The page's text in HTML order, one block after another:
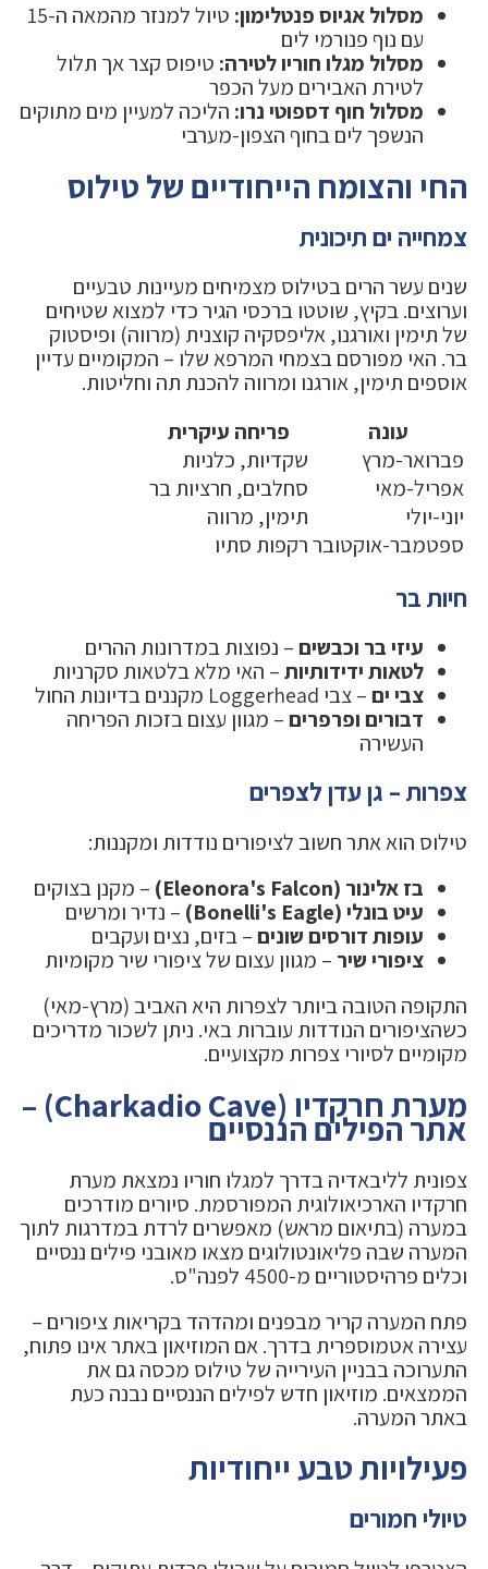
מסלול אגיוס פנטלימון:
טיול למנזר מהמאה ה-15
עם נוף פנורמי לים
מסלול מגלו חוריו לטירה: טיפוס קצר אך תלול
לטירת האבירים מעל הכפר
מסלול חוף דספוטי נרו: הליכה למעיין מים מתוקים
הנשפך לים בחוף הצפון-מערבי
החי והצומח הייחודיים של טילוס
צמחייה ים תיכונית
שנים עשר הרים בטילוס מצמיחים מעיינות טבעיים
וערוצים. בקיץ, שוטטו ברכסי הגיר כדי למצוא שטיחים
של תימין ואורגנו, אליפסקיה קוצנית (מרווה) ופיסטוק
בר. האי מפורסם בצמחי המרפא שלו – המקומיים עדיין
אוספים תימין, אורגנו ומרווה להכנת תה וחליטות.
עונה
פריחה עיקרית
פברואר-מרץ
שקדיות, כלניות
אפריל-מאי
סחלבים, חרציות בר
יוני-יולי
תימין, מרווה
ספטמבר-אוקטובררקפות סתיו
חיות בר
עיזי בר וכבשים– נפוצות במדרונות ההרים
לטאות ידידותיות– האי מלא בלטאות סקרניות
צבי ים– צבי Loggerhead מקננים בדיונות החול
דבורים ופרפרים– מגוון עצום בזכות הפריחה
העשירה
צפרות – גן עדן לצפרים
טילוס הוא אתר חשוב לציפורים נודדות ומקננות:
בז אלינור (Eleonora's Falcon)
– מקנן בצוקים
עיט בונלי (Bonelli's Eagle)
– נדיר ומרשים
עופות דורסים שונים– בזים, נצים ועקבים
ציפורי שיר – מגוון עצום של ציפורי שיר מקומיות
התקופה הטובה ביותר לצפרות היא האביב (מרץ-מאי)
כשהציפורים הנודדות עוברות באי. ניתן לשכור מדריכים
מקומיים לסיורי צפרות מקצועיים.
מערת חרקדיו (Charkadio Cave) –
אתר הפילים הננסיים
צפונית לליבאדיה בדרך למגלו חוריו נמצאת מערת
חרקדיו הארכיאולוגית המפורסמת. סיורים מודרכים
במערה (בתיאום מראש) מאפשרים לרדת במדרגות לתוך
המערה שבה פליאונטולוגים מצאו מאובני פילים ננסיים
וכלים פרהיסטוריים מ-4500 לפנה"ס.
פתח המערה קריר מבפנים ומהדהד בקריאות ציפורים –
עצירה אטמוספרית בדרך. אם המוזיאון באתר אינו פתוח,
התערוכה בבניין העירייה של טילוס מכסה גם את
הממצאים. מוזיאון חדש לפילים הננסיים נבנה כעת
באתר המערה.
פעילויות טבע ייחודיות
טיולי חמורים